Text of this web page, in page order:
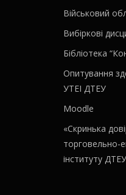
Військовий
Вибіркові
Бібліотека
Опитування
УТЕІ ДТЕУ
Moodle
«Скринька
торговельно-
інституту ДТЕУ